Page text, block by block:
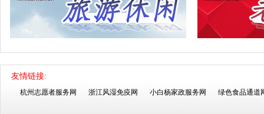
友情链接:
杭州志愿者服务网 浙江风湿免疫网 小白杨家政服务网 绿色食品通道